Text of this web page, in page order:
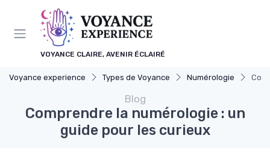
VOYANCE CLAIRE, AVENIR ÉCLAIRÉ
Voyance experience Types de Voyance Numérologie
Blog
Comprendre la numérologie : un
guide pour les curieux
Panneau de gestion des cookies